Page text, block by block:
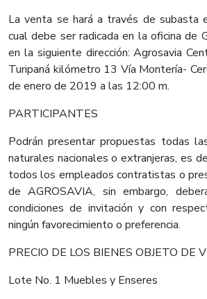
La venta se hará a través de subasta
cual debe ser radicada en la oficina de
en la siguiente dirección: Agrosavia
Turipaná kilómetro 13 Vía Montería-
de enero de 2019 a las 12:00 m.
PARTICIPANTES
Podrán presentar propuestas todas
naturales nacionales o extranjeras, es
todos los empleados contratistas o
de AGROSAVIA, sin embargo,
condiciones de invitación y con
ningún favorecimiento o preferencia.
PRECIO DE LOS BIENES OBJETO DE
Lote No. 1 Muebles y Enseres